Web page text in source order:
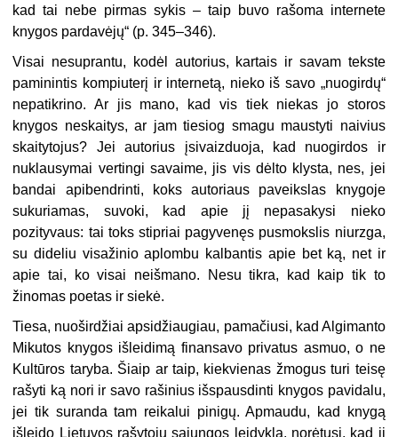
kad tai nebe pirmas sykis –taip buvo rašoma internete
knygos pardavėjų“ (p. 345–346).
Visai nesuprantu, kodėl autorius, kartais ir savam tekste
paminintis kompiuterį ir internetą, nieko iš savo „nuogirdų“
nepatikrino. Ar jis mano, kad vis tiek niekas jo storos
knygos neskaitys, ar jam tiesiog smagu maustyti naivius
skaitytojus? Jei autorius įsivaizduoja, kad nuogirdos ir
nuklausymai vertingi savaime, jis vis dėlto klysta, nes, jei
bandai apibendrinti, koks autoriaus paveikslas knygoje
sukuriamas, suvoki, kad apie jį nepasakysi nieko
pozityvaus: tai toks stipriai pagyvenęs pusmokslis niurzga,
su dideliu visažinio aplombu kalbantis apie bet ką, net ir
apie tai, ko visai neišmano. Nesu tikra, kad kaip tik to
žinomas poetas ir siekė.
Tiesa, nuoširdžiai apsidžiaugiau, pamačiusi, kad Algimanto
Mikutos knygos išleidimą finansavo privatus asmuo, o ne
Kultūros taryba. Šiaip ar taip, kiekvienas žmogus turi teisę
rašyti ką nori ir savo rašinius išspausdinti knygos pavidalu,
jei tik suranda tam reikalui pinigų. Apmaudu, kad knygą
išleido Lietuvos rašytojų sąjungos leidykla, norėtųsi, kad ji